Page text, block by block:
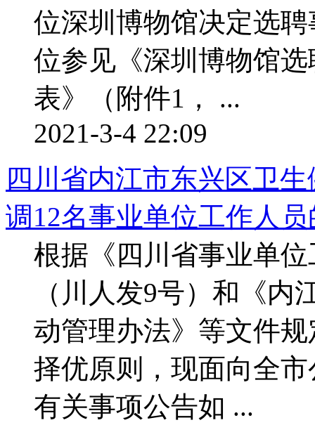
位深圳博物馆决定选
位参见《深圳博物馆
表》（附件1， ...
2021-3-4 22:09
四川省内江市东兴区卫
调12名事业单位工作人
根据《四川省事业单
（川人发9号）和《
动管理办法》等文件
择优原则，现面向全
有关事项公告如 ...